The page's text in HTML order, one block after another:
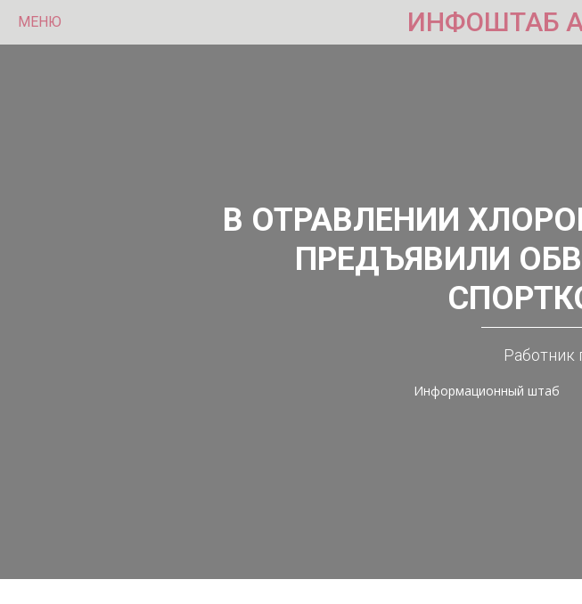
МЕНЮ ИНФОШТАБ
В ОТРАВЛЕНИИ
ПРЕДЪЯВИЛИ
Работник
Информационный штаб